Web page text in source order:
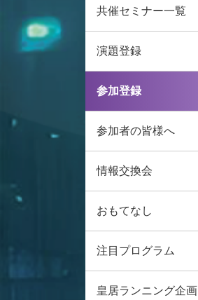
共催セミナー一覧
演題登録
参加登録
参加者の皆様へ
情報交換会
おもてなし
注目プログラム
皇居ランニング企画